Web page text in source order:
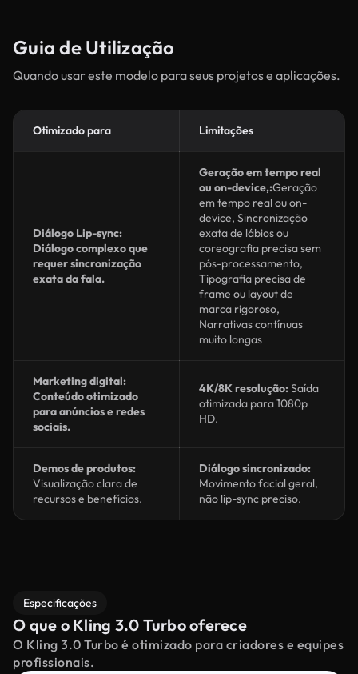
Guia de Utilização
Quando usar este modelo para seus projetos e aplicações.
Otimizado para Limitações
Diálogo Lip-sync:
Diálogo complexo que
requer sincronização
exata da fala.
Geração em tempo real
ou on-device,:Geração
em tempo real ou on-
device, Sincronização
exata de lábios ou
coreografia precisa sem
pós-processamento,
Tipografia precisa de
frame ou layout de
marca rigoroso,
Narrativas contínuas
muito longas
Marketing digital:
Conteúdo otimizado
para anúncios e redes
sociais.
4K/8K resolução:Saída
otimizada para 1080p
HD.
Demos de produtos:
Visualização clara de
recursos e benefícios.
Diálogo sincronizado:
Movimento facial geral,
não lip-sync preciso.
Especificações
O que o Kling 3.0 Turbo oferece
O Kling 3.0 Turbo é otimizado para criadores e equipes
profissionais.